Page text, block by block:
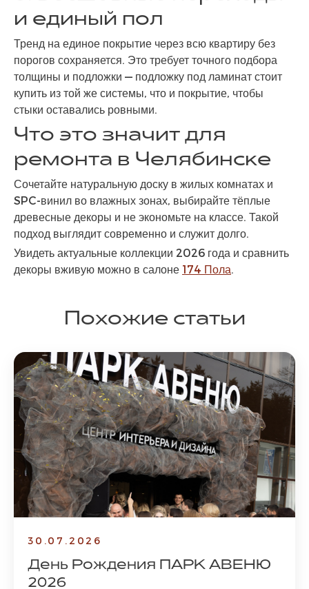
и единый пол
Тренд на единое покрытие через всю квартиру без
порогов сохраняется. Это требует точного подбора
толщины и подложки — подложку под ламинат стоит
купить из той же системы, что и покрытие, чтобы
стыки оставались ровными.
Что это значит для
ремонта в Челябинске
Сочетайте натуральную доску в жилых комнатах и
SPC-винил во влажных зонах, выбирайте тёплые
древесные декоры и не экономьте на классе. Такой
подход выглядит современно и служит долго.
Увидеть актуальные коллекции 2026 года и сравнить
декоры вживую можно в салоне 174 Пола.
Похожие статьи
30.07.2026
День Рождения ПАРК АВЕНЮ
2026